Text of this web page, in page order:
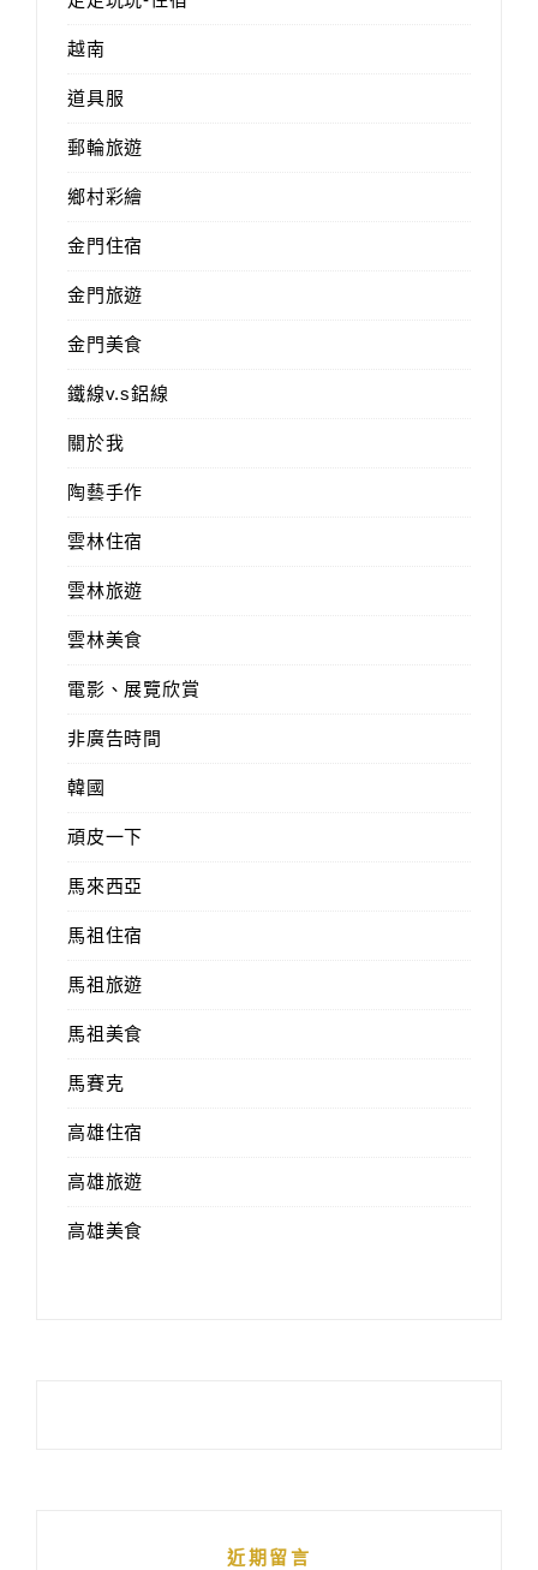
越南
道具服
郵輪旅遊
鄉村彩繪
金門住宿
金門旅遊
金門美食
鐵線v.s鋁線
關於我
陶藝手作
雲林住宿
雲林旅遊
雲林美食
電影、展覽欣賞
非廣告時間
韓國
頑皮一下
馬來西亞
馬祖住宿
馬祖旅遊
馬祖美食
馬賽克
高雄住宿
高雄旅遊
高雄美食
近期留言